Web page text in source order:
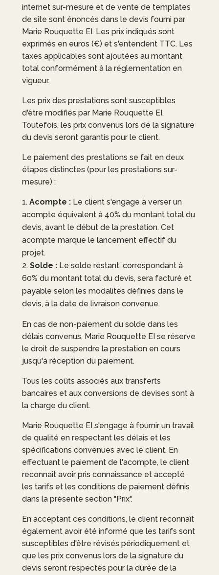
internet sur-mesure et de vente de templates
de site sont énoncés dans le devis fourni par
Marie Rouquette EI. Les prix indiqués sont
exprimés en euros (€) et s'entendent TTC. Les
taxes applicables sont ajoutées au montant
total conformément à la réglementation en
vigueur.
Les prix des prestations sont susceptibles
d'être modifiés par Marie Rouquette EI.
Toutefois, les prix convenus lors de la signature
du devis seront garantis pour le client.
Le paiement des prestations se fait en deux
étapes distinctes (pour les prestations sur-
mesure) :
Acompte :Le client s'engage à verser un
acompte équivalent à 40% du montant total du
devis, avant le début de la prestation. Cet
acompte marque le lancement effectif du
projet.
Solde :Le solde restant, correspondant à
60% du montant total du devis, sera facturé et
payable selon les modalités définies dans le
devis, à la date de livraison convenue.
En cas de non-paiement du solde dans les
délais convenus, Marie Rouquette EIse réserve
le droit de suspendre la prestation en cours
jusqu'à réception du paiement.
Tous les coûts associés aux transferts
bancaires et aux conversions de devises sont à
la charge du client.
Marie Rouquette EIs'engage à fournir un travail
de qualité en respectant les délais et les
spécifications convenues avec le client. En
effectuant le paiement de l'acompte, le client
reconnaît avoir pris connaissance et accepté
les tarifs et les conditions de paiement définis
dans la présente section "Prix".
En acceptant ces conditions, le client reconnaît
également avoir été informé que les tarifs sont
susceptibles d'être révisés périodiquement et
que les prix convenus lors de la signature du
devis seront respectés pour la durée de la